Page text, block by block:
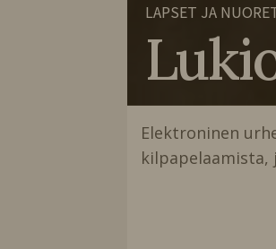
LAPSET JA
Elektroninen